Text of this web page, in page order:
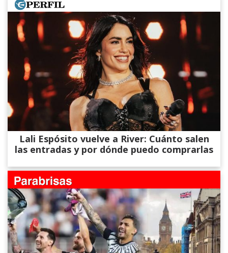
Lali Espósito vuelve a River: Cuánto salen
las entradas y por dónde puedo comprarlas